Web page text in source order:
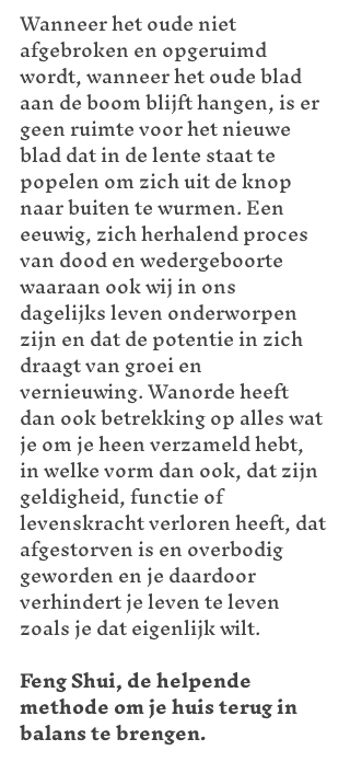
Wanneer het oude niet
afgebroken en opgeruimd
wordt, wanneer het oude blad
aan de boom blijft hangen, is er
geen ruimte voor het nieuwe
blad dat in de lente staat te
popelen om zich uit de knop
naar buiten te wurmen. Een
eeuwig, zich herhalend proces
van dood en wedergeboorte
waaraan ook wij in ons
dagelijks leven onderworpen
zijn en dat de potentie in zich
draagt van groei en
vernieuwing. Wanorde heeft
dan ook betrekking op alles wat
je om je heen verzameld hebt,
in welke vorm dan ook, dat zijn
geldigheid, functie of
levenskracht verloren heeft, dat
afgestorven is en overbodig
geworden en je daardoor
verhindert je leven te leven
zoals je dat eigenlijk wilt.
Feng Shui, de helpende
methode om je huis terug in
balans te brengen.